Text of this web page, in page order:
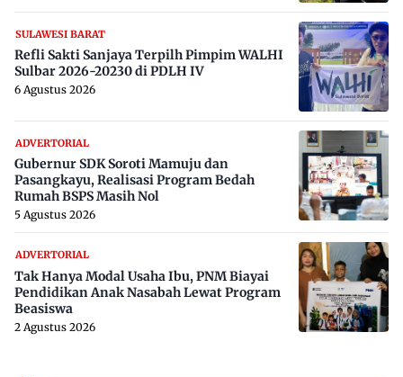
SULAWESI BARAT
Refli Sakti Sanjaya Terpilh Pimpim WALHI
Sulbar 2026-20230 di PDLH IV
6 Agustus 2026
ADVERTORIAL
Gubernur SDK Soroti Mamuju dan
Pasangkayu, Realisasi Program Bedah
Rumah BSPS Masih Nol
5 Agustus 2026
ADVERTORIAL
Tak Hanya Modal Usaha Ibu, PNM Biayai
Pendidikan Anak Nasabah Lewat Program
Beasiswa
2 Agustus 2026